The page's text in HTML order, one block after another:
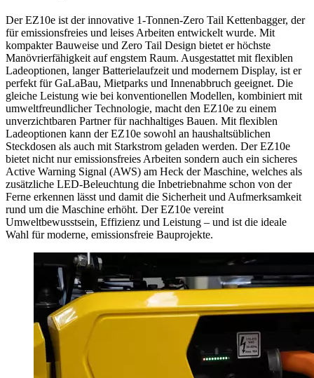
Der EZ10e ist der innovative 1-Tonnen-Zero Tail Kettenbagger, der
für emissionsfreies und leises Arbeiten entwickelt wurde. Mit
kompakter Bauweise und Zero Tail Design bietet er höchste
Manövrierfähigkeit auf engstem Raum. Ausgestattet mit flexiblen
Ladeoptionen, langer Batterielaufzeit und modernem Display, ist er
perfekt für GaLaBau, Mietparks und Innenabbruch geeignet. Die
gleiche Leistung wie bei konventionellen Modellen, kombiniert mit
umweltfreundlicher Technologie, macht den EZ10e zu einem
unverzichtbaren Partner für nachhaltiges Bauen. Mit flexiblen
Ladeoptionen kann der EZ10e sowohl an haushaltsüblichen
Steckdosen als auch mit Starkstrom geladen werden. Der EZ10e
bietet nicht nur emissionsfreies Arbeiten sondern auch ein sicheres
Active Warning Signal (AWS) am Heck der Maschine, welches als
zusätzliche LED-Beleuchtung die Inbetriebnahme schon von der
Ferne erkennen lässt und damit die Sicherheit und Aufmerksamkeit
rund um die Maschine erhöht. Der EZ10e vereint
Umweltbewusstsein, Effizienz und Leistung – und ist die ideale
Wahl für moderne, emissionsfreie Bauprojekte.